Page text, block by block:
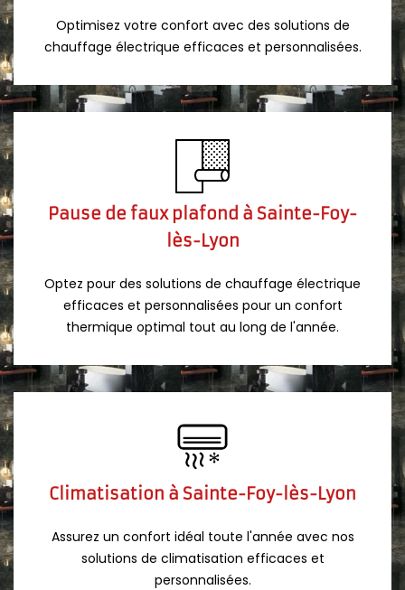
Optimisez votre confort avec des solutions de
chauffage électrique efficaces et personnalisées.
Pause de faux plafond à Sainte-Foy-
lès-Lyon
Optez pour des solutions de chauffage électrique
efficaces et personnalisées pour un confort
thermique optimal tout au long de l'année.
Climatisation à Sainte-Foy-lès-Lyon
Assurez un confort idéal toute l'année avec nos
solutions de climatisation efficaces et
personnalisées.